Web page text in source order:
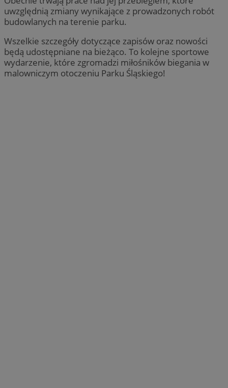
uwzględnią zmiany wynikające z prowadzonych robót
budowlanych na terenie parku.
Wszelkie szczegóły dotyczące zapisów oraz nowości
będą udostępniane na bieżąco. To kolejne sportowe
wydarzenie, które zgromadzi miłośników biegania w
malowniczym otoczeniu Parku Śląskiego!